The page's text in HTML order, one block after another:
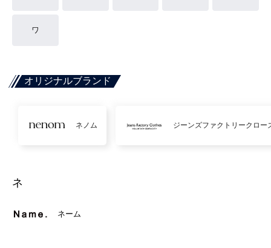
ワ
オリジナルブランド
ネノム ジーンズファクトリークロー
ネ
ネーム